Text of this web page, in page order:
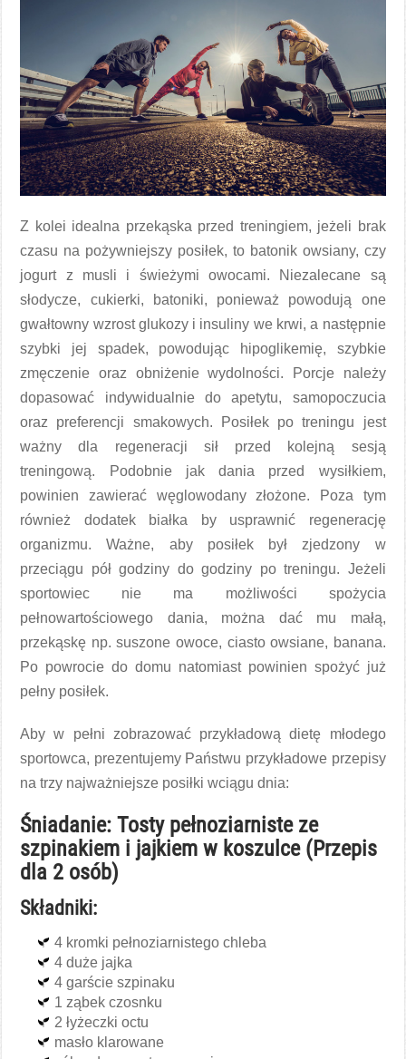
Z kolei idealna przekąska przed treningiem, jeżeli brak
czasu na pożywniejszy posiłek, to batonik owsiany, czy
jogurt z musli i świeżymi owocami. Niezalecane są
słodycze, cukierki, batoniki, ponieważ powodują one
gwałtowny wzrost glukozy i insuliny we krwi, a następnie
szybki jej spadek, powodując hipoglikemię, szybkie
zmęczenie oraz obniżenie wydolności. Porcje należy
dopasować indywidualnie do apetytu, samopoczucia
oraz preferencji smakowych. Posiłek po treningu jest
ważny dla regeneracji sił przed kolejną sesją
treningową. Podobnie jak dania przed wysiłkiem,
powinien zawierać węglowodany złożone. Poza tym
również dodatek białka by usprawnić regenerację
organizmu. Ważne, aby posiłek był zjedzony w
przeciągu pół godziny do godziny po treningu. Jeżeli
sportowiec nie ma możliwości spożycia
pełnowartościowego dania, można dać mu małą,
przekąskę np. suszone owoce, ciasto owsiane, banana.
Po powrocie do domu natomiast powinien spożyć już
pełny posiłek.
Aby w pełni zobrazować przykładową dietę młodego
sportowca, prezentujemy Państwu przykładowe przepisy
na trzy najważniejsze posiłki wciągu dnia:
Śniadanie: Tosty pełnoziarniste ze
szpinakiem i jajkiem w koszulce (Przepis
dla 2 osób)
Składniki:
4 kromki pełnoziarnistego chleba
4 duże jajka
4 garście szpinaku
1 ząbek czosnku
2 łyżeczki octu
masło klarowane